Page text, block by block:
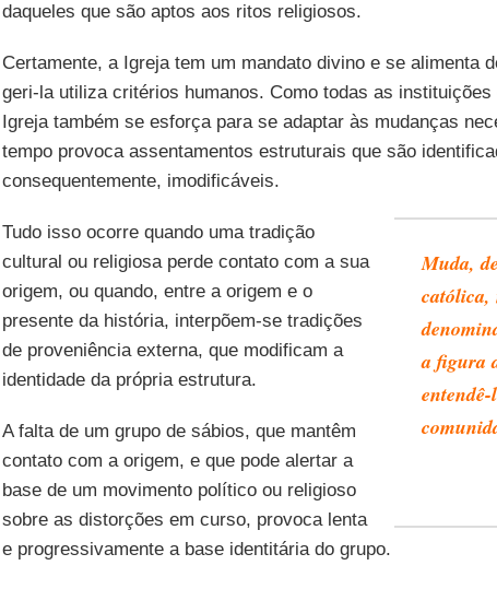
daqueles que são aptos aos ritos religiosos.
Certamente, a Igreja tem um mandato divino e se alimenta
geri-la utiliza critérios humanos. Como todas as instituições
Igreja também se esforça para se adaptar às mudanças
tempo provoca assentamentos estruturais que são
consequentemente, imodificáveis.
Muda,
católica,
a figura
Tudo isso ocorre quando uma tradição
cultural ou religiosa perde contato com a sua
origem, ou quando, entre a origem e o
presente da história, interpõem-se tradições
de proveniência externa, que modificam a
identidade da própria estrutura.
A falta de um grupo de sábios, que mantêm
contato com a origem, e que pode alertar a
base de um movimento político ou religioso
sobre as distorções em curso, provoca lenta
e progressivamente a base identitária do grupo.